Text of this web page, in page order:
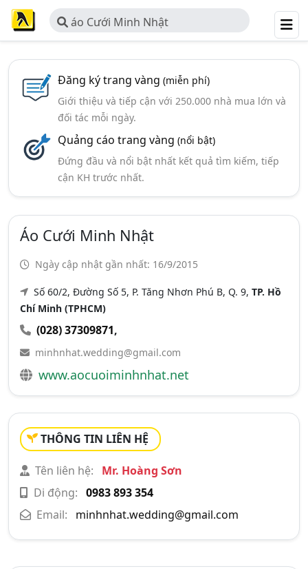
áo Cưới Minh Nhật
Đăng ký trang vàng (miễn phí)
Giới thiệu và tiếp cận với 250.000 nhà mua lớn và
đối tác mỗi ngày.
Quảng cáo trang vàng (nổi bật)
Đứng đầu và nổi bật nhất kết quả tìm kiếm, tiếp
cận KH trước nhất.
Áo Cưới Minh Nhật
Ngày cập nhật gần nhất: 16/9/2015
Số 60/2, Đường Số 5, P. Tăng Nhơn Phú B, Q. 9, TP. Hồ
Chí Minh (TPHCM)
(028) 37309871,
minhnhat.wedding@gmail.com
www.aocuoiminhnhat.net
THÔNG TIN LIÊN HỆ
Tên liên hệ:
Mr. Hoàng Sơn
Di động: 0983 893 354
Email:
minhnhat.wedding@gmail.com